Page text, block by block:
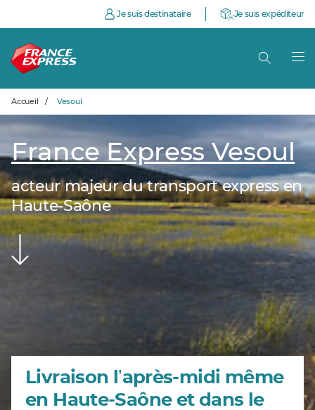
Je suis destinataire Je suis expéditeur
Accueil / Vesoul
France Express Vesoul
acteur majeur du transport express en
Haute-Saône
Livraison lʼaprès-midi même
en Haute-Saône et dans le